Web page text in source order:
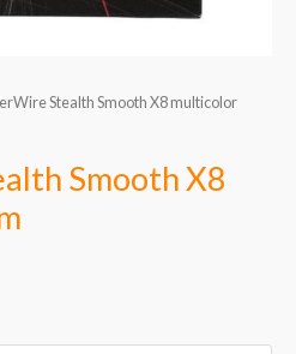
Stealth Smooth X8 multicolor
Smooth X8